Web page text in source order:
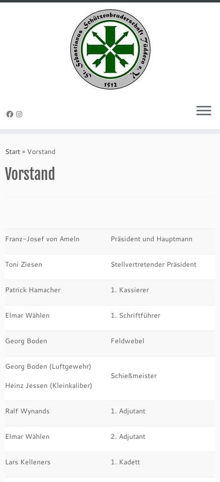
Inhalt
Start » Vorstand
Vorstand
Franz-Josef von Ameln Präsident und Hauptmann
Toni Ziesen Stellvertretender Präsident
Patrick Hamacher 1. Kassierer
Elmar Wählen 1. Schriftführer
Georg Boden Feldwebel
Georg Boden (Luftgewehr)
Heinz Jessen (Kleinkaliber)
Schießmeister
Ralf Wynands 1. Adjutant
Elmar Wählen 2. Adjutant
Lars Kelleners 1. Kadett